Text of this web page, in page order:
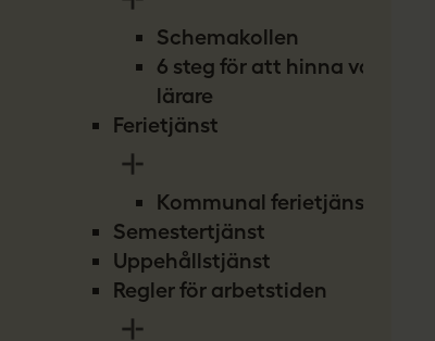
Schemakollen
6 steg för att hinna vara
lärare
Ferietjänst
Kommunal ferietjänst
Semestertjänst
Uppehållstjänst
Regler för arbetstiden